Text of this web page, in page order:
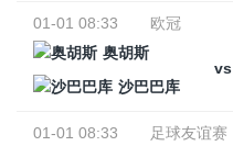
01-01 08:33
欧冠
奥胡斯
vs
沙巴巴库
01-01 08:33
足球友谊赛